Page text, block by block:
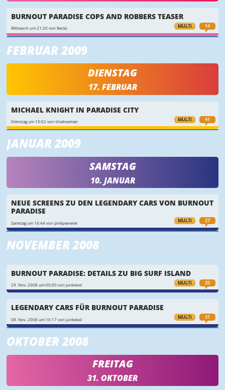
MULTI 14
BURNOUT PARADISE COPS AND ROBBERS TEASER
Mittwoch um 21:20 von Becks
FEBRUAR 2009
DIENSTAG
17. FEBRUAR
MULTI 41
MICHAEL KNIGHT IN PARADISE CITY
Dienstag um 10:02 von shadowman
JANUAR 2009
SAMSTAG
10. JANUAR
MULTI 27
NEUE SCREENS ZU DEN LEGENDARY CARS VON BURNOUT
PARADISE
Samstag um 16:44 von pinkpwnerer
NOVEMBER 2008
MULTI 20
BURNOUT PARADISE: DETAILS ZU BIG SURF ISLAND
29. Nov. 2008 um 00:00 von junkiexxl
MULTI 31
LEGENDARY CARS FÜR BURNOUT PARADISE
08. Nov. 2008 um 10:17 von junkiexxl
OKTOBER 2008
FREITAG
31. OKTOBER